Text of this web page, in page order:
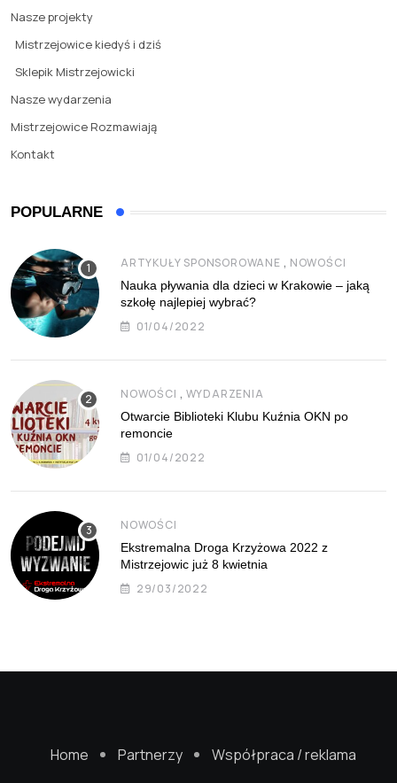
Nasze projekty
Mistrzejowice kiedyś i dziś
Sklepik Mistrzejowicki
Nasze wydarzenia
Mistrzejowice Rozmawiają
Kontakt
POPULARNE
ARTYKUŁY SPONSOROWANE , NOWOŚCI
Nauka pływania dla dzieci w Krakowie – jaką
szkołę najlepiej wybrać?
01/04/2022
NOWOŚCI , WYDARZENIA
Otwarcie Biblioteki Klubu Kuźnia OKN po
remoncie
01/04/2022
NOWOŚCI
Ekstremalna Droga Krzyżowa 2022 z
Mistrzejowic już 8 kwietnia
29/03/2022
Home Partnerzy Współpraca / reklama